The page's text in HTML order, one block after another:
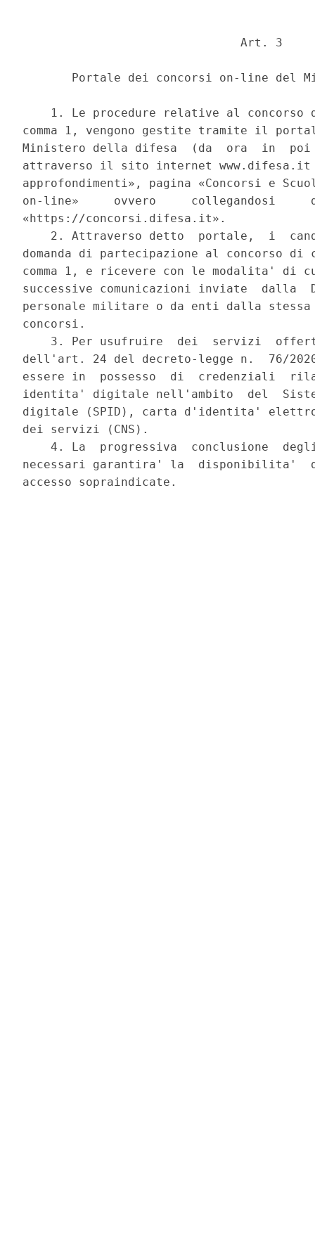
                               Art. 3
Portale dei concorsi on-line del
1. Le procedure relative al concorso
comma 1, vengono gestite tramite il
Ministero della difesa  (da  ora  in
attraverso il sito internet
approfondimenti», pagina «Concorsi e
on-line»     ovvero     collegandosi
«https://concorsi.difesa.it».
2. Attraverso detto  portale,  i
domanda di partecipazione al concorso
comma 1, e ricevere con le modalita'
successive comunicazioni inviate  dalla
personale militare o da enti dalla
concorsi.
3. Per usufruire  dei  servizi
dell'art. 24 del decreto-legge n.  76/
essere in  possesso  di  credenziali
identita' digitale nell'ambito  del
digitale (SPID), carta d'identita'
dei servizi (CNS).
4. La  progressiva  conclusione
necessari garantira' la  disponibilita'